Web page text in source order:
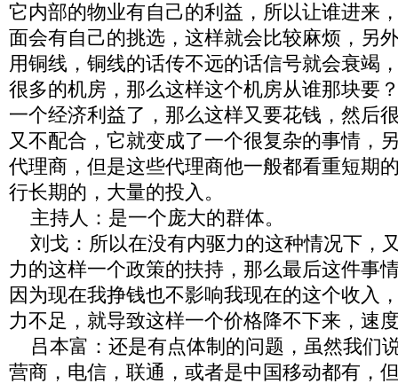
它内部的物业有自己的利益，所以让谁进来
面会有自己的挑选，这样就会比较麻烦，另
用铜线，铜线的话传不远的话信号就会衰竭
很多的机房，那么这样这个机房从谁那块要
一个经济利益了，那么这样又要花钱，然后
又不配合，它就变成了一个很复杂的事情，
代理商，但是这些代理商他一般都看重短期
行长期的，大量的投入。
主持人：是一个庞大的群体。
刘戈：所以在没有内驱力的这种情况下，
力的这样一个政策的扶持，那么最后这件事
因为现在我挣钱也不影响我现在的这个收入
力不足，就导致这样一个价格降不下来，速
吕本富：还是有点体制的问题，虽然我们
营商，电信，联通，或者是中国移动都有，